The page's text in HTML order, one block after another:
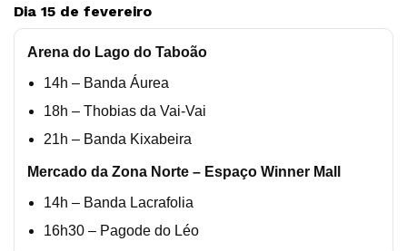
Dia 15 de fevereiro
Arena do Lago do Taboão
14h – Banda Áurea
18h – Thobias da Vai-Vai
21h – Banda Kixabeira
Mercado da Zona Norte – Espaço Winner Mall
14h – Banda Lacrafolia
16h30 – Pagode do Léo